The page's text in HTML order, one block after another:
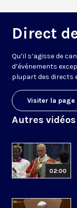
Direct
Qu’il s’agisse de
d’événements
plupart des directs
Visiter la
Autres
02:00